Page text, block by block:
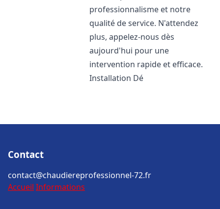
professionnalisme et notre
qualité de service. N'attendez
plus, appelez-nous dès
aujourd'hui pour une
intervention rapide et efficace.
Installation Dé
Contact
contact@chaudiereprofessionnel-72.fr
Accueil Informations